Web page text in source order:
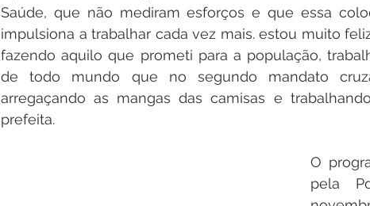
Saúde, que não mediram esforços e que essa
impulsiona a trabalhar cada vez mais. estou muito
fazendo aquilo que prometi para a população,
de todo mundo que no segundo mandato
arregaçando as mangas das camisas e
prefeita.
O
pela